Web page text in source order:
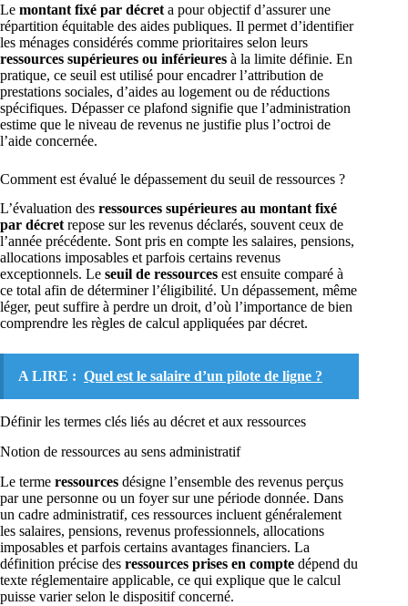
Le montant fixé par décret a pour objectif d’assurer une
répartition équitable des aides publiques. Il permet d’identifier
les ménages considérés comme prioritaires selon leurs
ressources supérieures ou inférieures à la limite définie. En
pratique, ce seuil est utilisé pour encadrer l’attribution de
prestations sociales, d’aides au logement ou de réductions
spécifiques. Dépasser ce plafond signifie que l’administration
estime que le niveau de revenus ne justifie plus l’octroi de
l’aide concernée.
Comment est évalué le dépassement du seuil de ressources ?
L’évaluation des ressources supérieures au montant fixé
par décretrepose sur les revenus déclarés, souvent ceux de
l’année précédente. Sont pris en compte les salaires, pensions,
allocations imposables et parfois certains revenus
exceptionnels. Le seuil de ressources est ensuite comparé à
ce total afin de déterminer l’éligibilité. Un dépassement, même
léger, peut suffire à perdre un droit, d’où l’importance de bien
comprendre les règles de calcul appliquées par décret.
A LIRE : Quel est le salaire d’un pilote de ligne ?
Définir les termes clés liés au décret et aux ressources
Notion de ressources au sens administratif
Le terme ressources désigne l’ensemble des revenus perçus
par une personne ou un foyer sur une période donnée. Dans
un cadre administratif, ces ressources incluent généralement
les salaires, pensions, revenus professionnels, allocations
imposables et parfois certains avantages financiers. La
définition précise des ressources prises en compte dépend du
texte réglementaire applicable, ce qui explique que le calcul
puisse varier selon le dispositif concerné.